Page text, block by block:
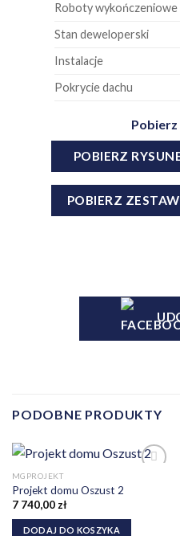
Roboty wykończeniowe
Stan deweloperski
Instalacje
Pokrycie dachu
POBIERZ
POBIERZ
PODOBNE PRODUKTY
ulubionych!
MGPROJEKT
Projekt domu Oszust 2
7 740,00 zł
DODAJ DO KOSZYKA